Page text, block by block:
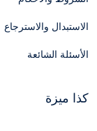
الاستبدال والاسترجاع
الأسئلة الشائعة
كذا ميزة